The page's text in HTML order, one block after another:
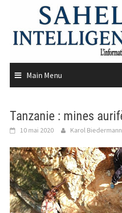
content
Main Menu
Tanzanie : mines
10 mai 2020 Karol Biedermann